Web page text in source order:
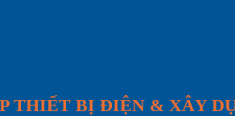
THIẾT BỊ ĐIỆN & XÂY